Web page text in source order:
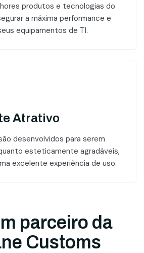
produtos e tecnologias do
a máxima performance e
equipamentos de TI.
Atrativo
desenvolvidos para serem
esteticamente agradáveis,
excelente experiência de uso.
parceiro da
Customs